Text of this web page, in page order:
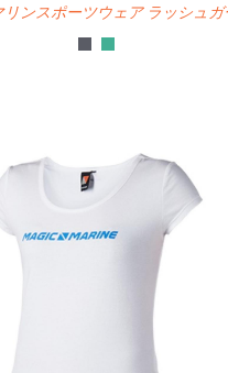
リンスポーツウェア ラッシュガ